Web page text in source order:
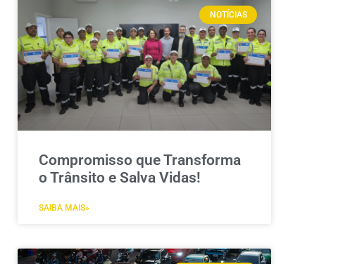
NOTÍCIAS
Compromisso que Transforma
o Trânsito e Salva Vidas!
SAIBA MAIS»